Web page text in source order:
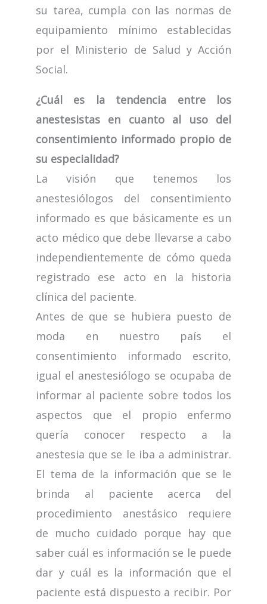
su tarea, cumpla con las normas de
equipamiento mínimo establecidas
por el Ministerio de Salud y Acción
Social.
¿Cuál es la tendencia entre los
anestesistas en cuanto al uso del
consentimiento informado propio de
su especialidad?
La visión que tenemos los
anestesiólogos del consentimiento
informado es que básicamente es un
acto médico que debe llevarse a cabo
independientemente de cómo queda
registrado ese acto en la historia
clínica del paciente.
Antes de que se hubiera puesto de
moda en nuestro país el
consentimiento informado escrito,
igual el anestesiólogo se ocupaba de
informar al paciente sobre todos los
aspectos que el propio enfermo
quería conocer respecto a la
anestesia que se le iba a administrar.
El tema de la información que se le
brinda al paciente acerca del
procedimiento anestásico requiere
de mucho cuidado porque hay que
saber cuál es información se le puede
dar y cuál es la información que el
paciente está dispuesto a recibir. Por